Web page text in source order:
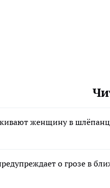
женщину в
о грозе в